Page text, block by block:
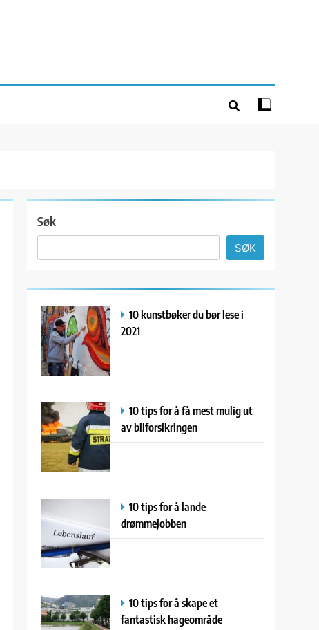
Søk
SØK
10 kunstbøker du bør lese i
2021
10 tips for å få mest mulig ut
av bilforsikringen
10 tips for å lande
drømmejobben
10 tips for å skape et
fantastisk hageområde